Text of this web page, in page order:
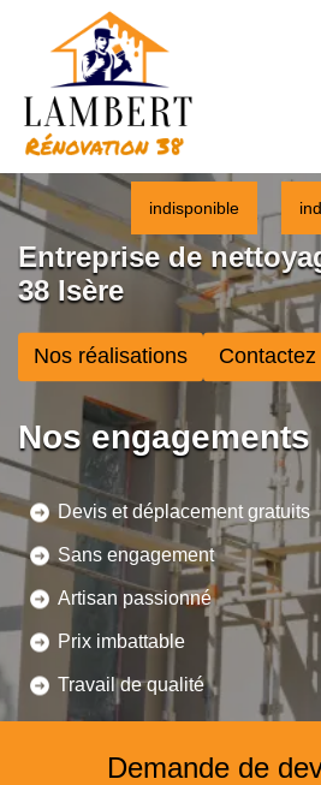
indisponible
Entreprise de
38 Isère
Nos réalisations
Nos engagements
Devis et déplacement gratuits
Sans engagement
Artisan passionné
Prix imbattable
Travail de qualité
Demande de